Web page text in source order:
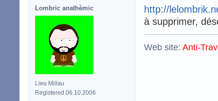
Lombric anathèmic
Lieu Millau
Registered 06.10.2006
http://
à supprimer,
Web site: Anti-